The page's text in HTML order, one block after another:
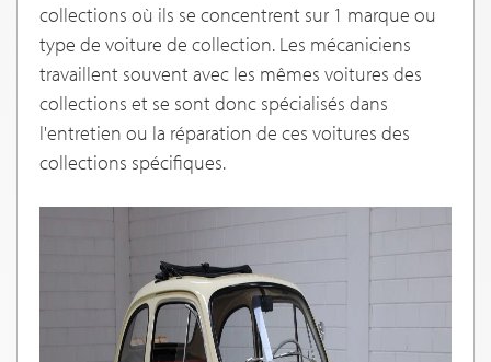
collections où ils se concentrent sur 1 marque ou
type de voiture de collection. Les mécaniciens
travaillent souvent avec les mêmes voitures des
collections et se sont donc spécialisés dans
l'entretien ou la réparation de ces voitures des
collections spécifiques.